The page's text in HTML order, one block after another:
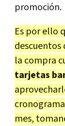
promoción.
Es por ello
descuentos
la compra
tarjetas
mes,